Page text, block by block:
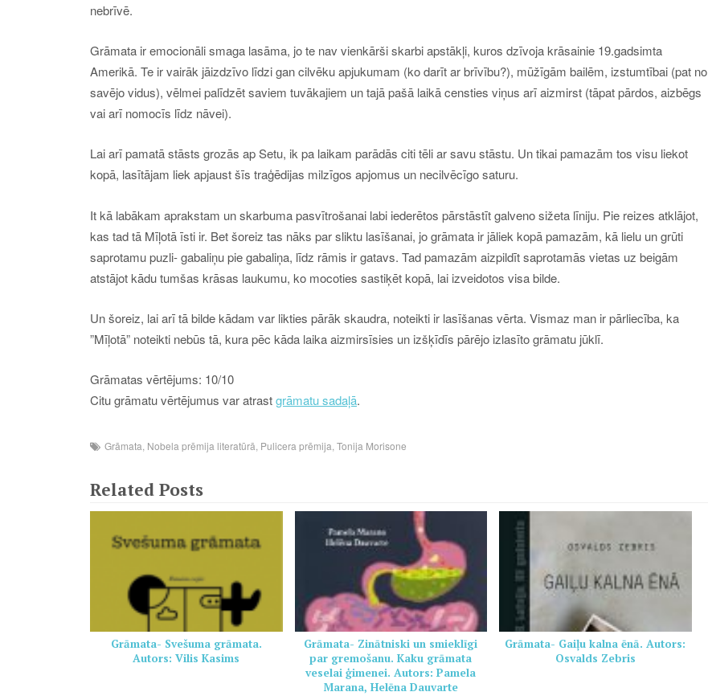
nebrīvē.
Grāmata ir emocionāli smaga lasāma, jo te nav vienkārši skarbi apstākļi, kuros dzīvoja krāsainie 19.gadsimta
Amerikā. Te ir vairāk jāizdzīvo līdzi gan cilvēku apjukumam (ko darīt ar brīvību?), mūžīgām bailēm, izstumtībai (pat no
savējo vidus), vēlmei palīdzēt saviem tuvākajiem un tajā pašā laikā censties viņus arī aizmirst (tāpat pārdos, aizbēgs
vai arī nomocīs līdz nāvei).
Lai arī pamatā stāsts grozās ap Setu, ik pa laikam parādās citi tēli ar savu stāstu. Un tikai pamazām tos visu liekot
kopā, lasītājam liek apjaust šīs traģēdijas milzīgos apjomus un necilvēcīgo saturu.
It kā labākam aprakstam un skarbuma pasvītrošanai labi iederētos pārstāstīt galveno sižeta līniju. Pie reizes atklājot,
kas tad tā Mīļotā īsti ir. Bet šoreiz tas nāks par sliktu lasīšanai, jo grāmata ir jāliek kopā pamazām, kā lielu un grūti
saprotamu puzli- gabaliņu pie gabaliņa, līdz rāmis ir gatavs. Tad pamazām aizpildīt saprotamās vietas uz beigām
atstājot kādu tumšas krāsas laukumu, ko mocoties sastiķēt kopā, lai izveidotos visa bilde.
Un šoreiz, lai arī tā bilde kādam var likties pārāk skaudra, noteikti ir lasīšanas vērta. Vismaz man ir pārliecība, ka
”Mīļotā” noteikti nebūs tā, kura pēc kāda laika aizmirsīsies un izšķīdīs pārējo izlasīto grāmatu jūklī.
Grāmatas vērtējums: 10/10
Citu grāmatu vērtējumus var atrastgrāmatu sadaļā.
Grāmata Nobela prēmija literatūrā Pulicera prēmija Tonija Morisone
Related Posts
Grāmata- Svešuma grāmata.
Autors: Vilis Kasims
Grāmata- Zinātniski un smieklīgi
par gremošanu. Kaku grāmata
veselai ģimenei. Autors: Pamela
Marana, Helēna Dauvarte
Grāmata- Gaiļu kalna ēnā. Autors:
Osvalds Zebris